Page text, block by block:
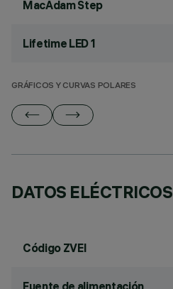
MacAdam Step
Lifetime LED 1
GRÁFICOS Y CURVAS POLARES
DATOS ELÉCTRICOS
Código ZVEI
Fuente de alimentación